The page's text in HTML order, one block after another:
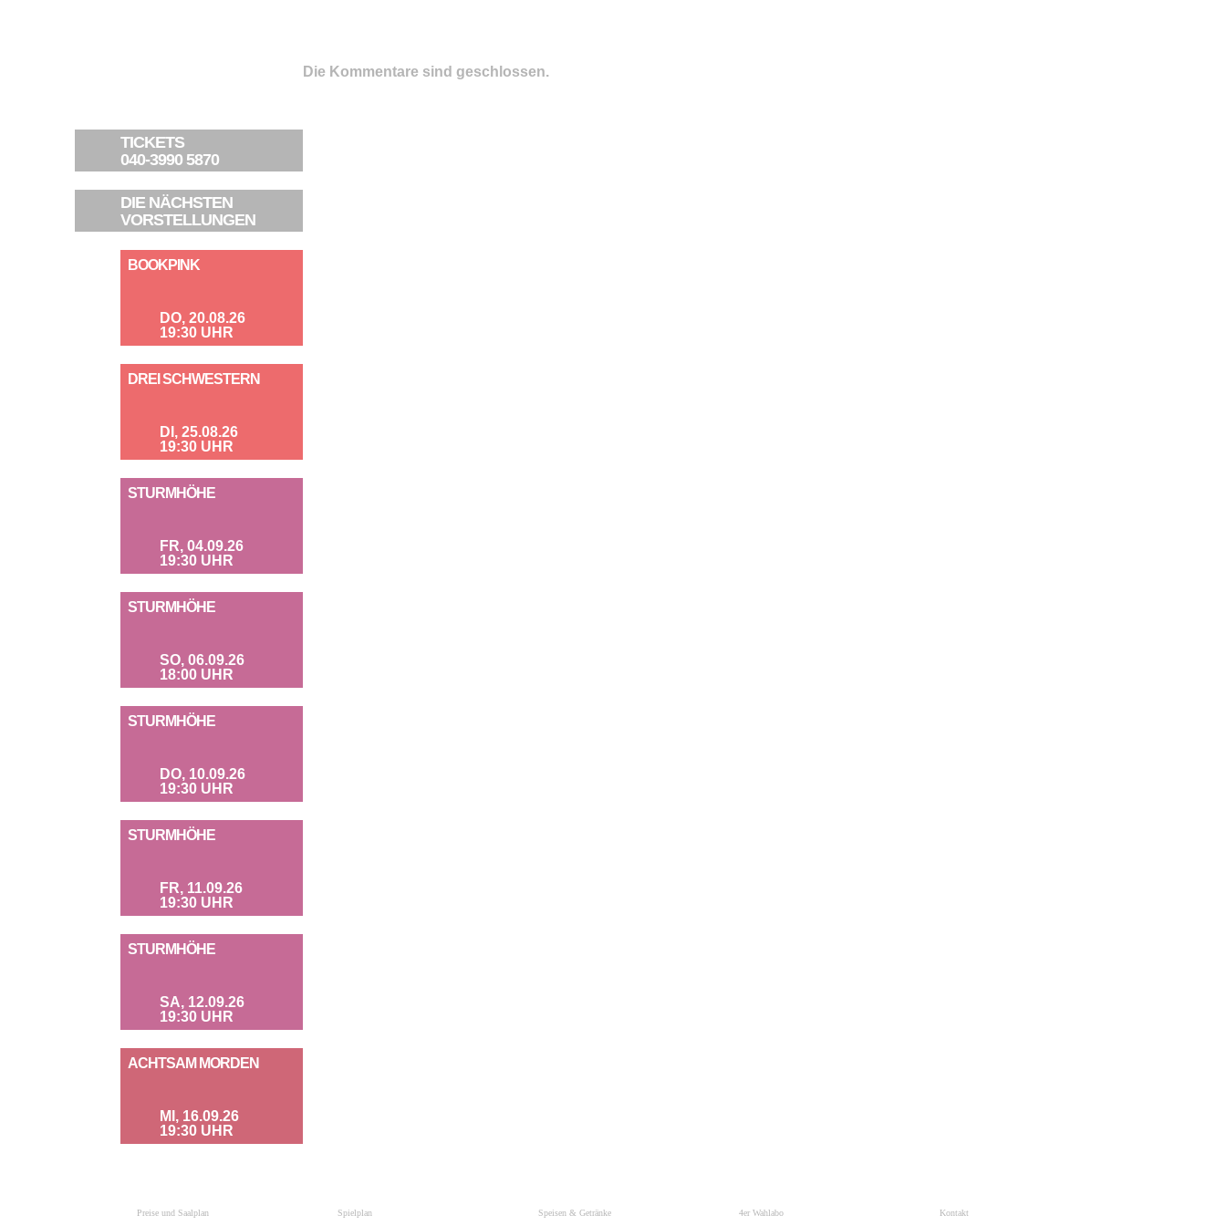
TICKETS
040-3990 5870
DIE NÄCHSTEN
VORSTELLUNGEN
BOOKPINK
DO, 20.08.26
19:30 UHR
DREI SCHWESTERN
DI, 25.08.26
19:30 UHR
STURMHÖHE
FR, 04.09.26
19:30 UHR
STURMHÖHE
SO, 06.09.26
18:00 UHR
STURMHÖHE
DO, 10.09.26
19:30 UHR
STURMHÖHE
FR, 11.09.26
19:30 UHR
STURMHÖHE
SA, 12.09.26
19:30 UHR
ACHTSAM MORDEN
MI, 16.09.26
19:30 UHR
Die Kommentare sind geschlossen.
Preise und Saalplan Spielplan Speisen & Getränke 4er Wahlabo Kontakt